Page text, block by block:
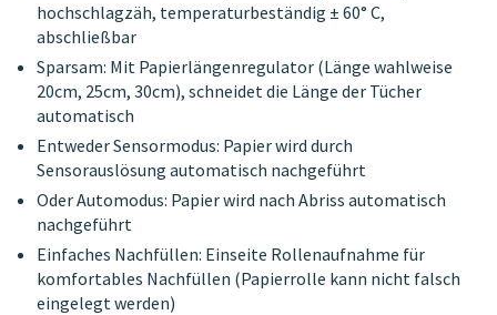
hochschlagzäh, temperaturbeständig ± 60° C,
abschließbar
Sparsam: Mit Papierlängenregulator (Länge wahlweise
20cm, 25cm, 30cm), schneidet die Länge der Tücher
automatisch
Entweder Sensormodus: Papier wird durch
Sensorauslösung automatisch nachgeführt
Oder Automodus: Papier wird nach Abriss automatisch
nachgeführt
Einfaches Nachfüllen: Einseite Rollenaufnahme für
komfortables Nachfüllen (Papierrolle kann nicht falsch
eingelegt werden)